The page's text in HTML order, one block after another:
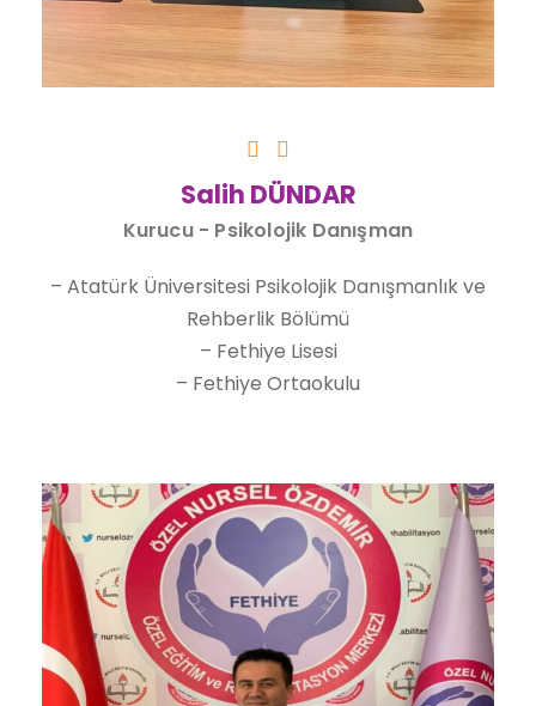
Salih DÜNDAR
Kurucu - Psikolojik Danışman
– Atatürk Üniversitesi Psikolojik Danışmanlık ve
Rehberlik Bölümü
– Fethiye Lisesi
– Fethiye Ortaokulu